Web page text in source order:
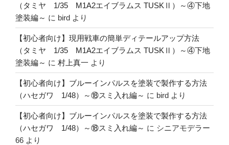
（タミヤ 1/35 M1A2エイブラムス TUSKⅡ）～④下地
塗装編～ に bird より
【初心者向け】現用戦車の簡単ディテールアップ方法
（タミヤ 1/35 M1A2エイブラムス TUSKⅡ）～④下地
塗装編～ に 村上真一 より
【初心者向け】ブルーインパルスを塗装で製作する方法
（ハセガワ 1/48）～⑱スミ入れ編～ に bird より
【初心者向け】ブルーインパルスを塗装で製作する方法
（ハセガワ 1/48）～⑱スミ入れ編～ に シニアモデラー
66 より